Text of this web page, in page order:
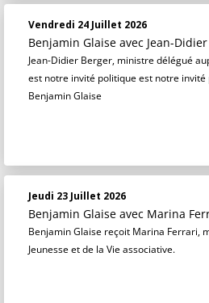
Vendredi 24 Juillet 2026
Benjamin Glaise avec Jean-
Jean-Didier Berger, ministre délégué
est notre invité politique est notre
Benjamin Glaise
Jeudi 23 Juillet 2026
Benjamin Glaise avec Marina
Benjamin Glaise reçoit Marina Ferrari,
Jeunesse et de la Vie associative.